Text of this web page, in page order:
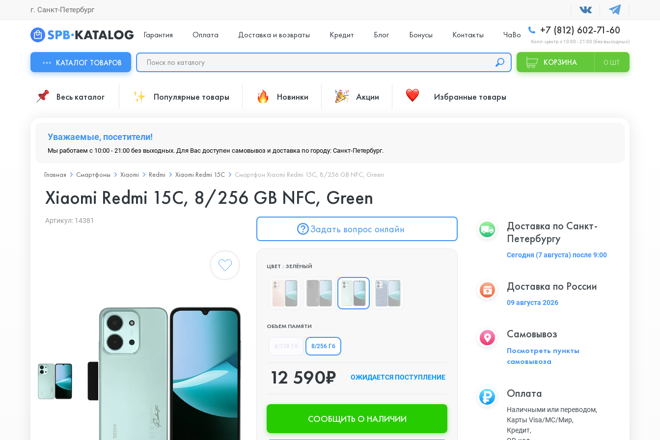
г. Санкт-Петербург
Гарантия Оплата Доставка и возвраты Кредит Блог Бонусы Контакты ЧаВо +7 (812) 602-71-60
Колл -центр с 10:00 - 21:00 (без выходных)
КАТАЛОГ ТОВАРОВ КОРЗИНА 0 ШТ
Весь каталог Популярные товары Новинки Акции Избранные товары
Уважаемые, посетители!
Мы работаем с 10:00 - 21:00 без выходных. Для Вас доступен самовывоз и доставка по городу: Санкт-Петербург.
Главная Смартфоны Xiaomi Redmi Xiaomi Redmi 15C Смартфон Xiaomi Redmi 15C, 8/256 GB NFC, Green
Xiaomi Redmi 15C, 8/256 GB NFC, Green
Артикул: 14381
Задать вопрос онлайн
ЦВЕТ : ЗЕЛЁНЫЙ
ОБЪЕМ ПАМЯТИ
8/256 Гб
12 590₽ ОЖИДАЕТСЯ ПОСТУПЛЕНИЕ
CООБЩИТЬ О НАЛИЧИИ
Доставка по Санкт-
Петербургу
Сегодня (7 августа) после 9:00
Доставка по России
09 августа 2026
Самовывоз
Посмотреть пункты
самовывоза
Оплата
Наличными или переводом,
Карты Visa/MC/Мир,
Кредит,